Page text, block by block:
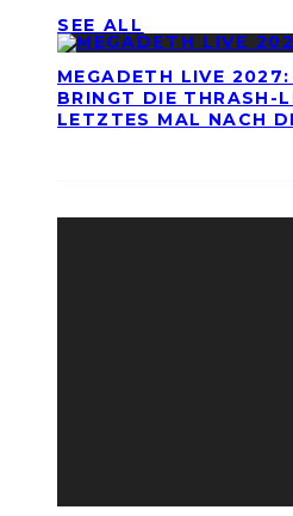
SEE ALL
MEGADETH LIVE
BRINGT DIE THRASH-
LETZTES MAL NACH